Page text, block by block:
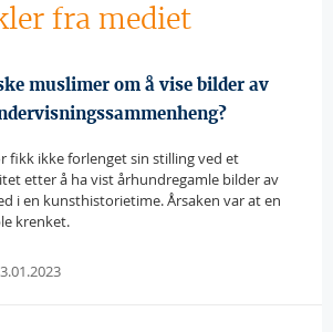
fra mediet
muslimer om å vise bilder av
fikk ikke forlenget sin stilling ved et
etter å ha vist århundregamle bilder av
i en kunsthistorietime. Årsaken var at en
krenket.